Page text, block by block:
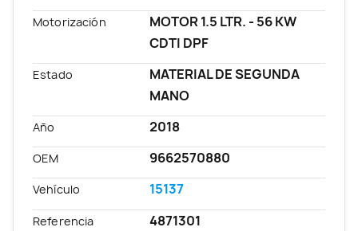
Motorización
MOTOR 1.5 LTR. - 56 KW
CDTI DPF
Estado
MATERIAL DE SEGUNDA
MANO
Año 2018
OEM 9662570880
Vehículo 15137
Referencia 4871301